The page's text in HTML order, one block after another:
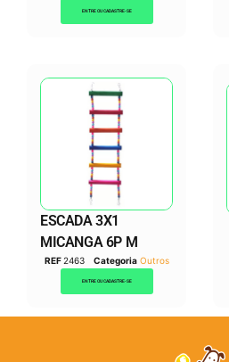
ENTRE OU CADASTRE-SE
ESCADA 3X1
MICANGA 6P M
REF2463 Categoria Outros
ENTRE OU CADASTRE-SE